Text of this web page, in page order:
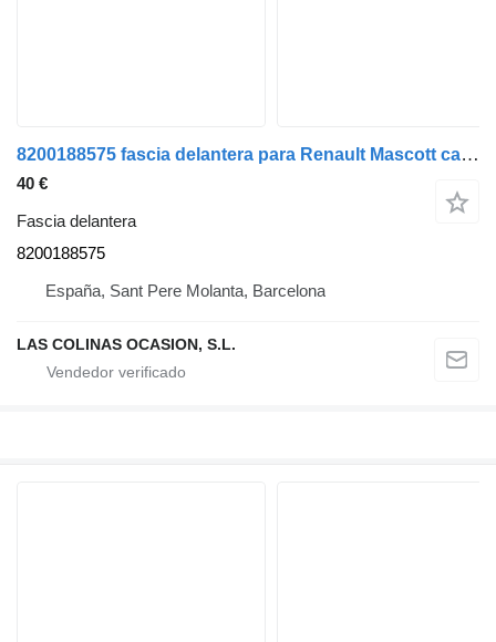
8200188575 fascia delantera para Renault Mascott camión
40 €
Fascia delantera
8200188575
España, Sant Pere Molanta, Barcelona
LAS COLINAS OCASION, S.L.